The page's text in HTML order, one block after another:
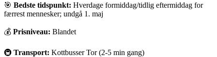
🎯 Bedste tidspunkt: Hverdage formiddag/tidlig eftermiddag for
færrest mennesker; undgå 1. maj
💰 Prisniveau: Blandet
🚇 Transport: Kottbusser Tor (2-5 min gang)